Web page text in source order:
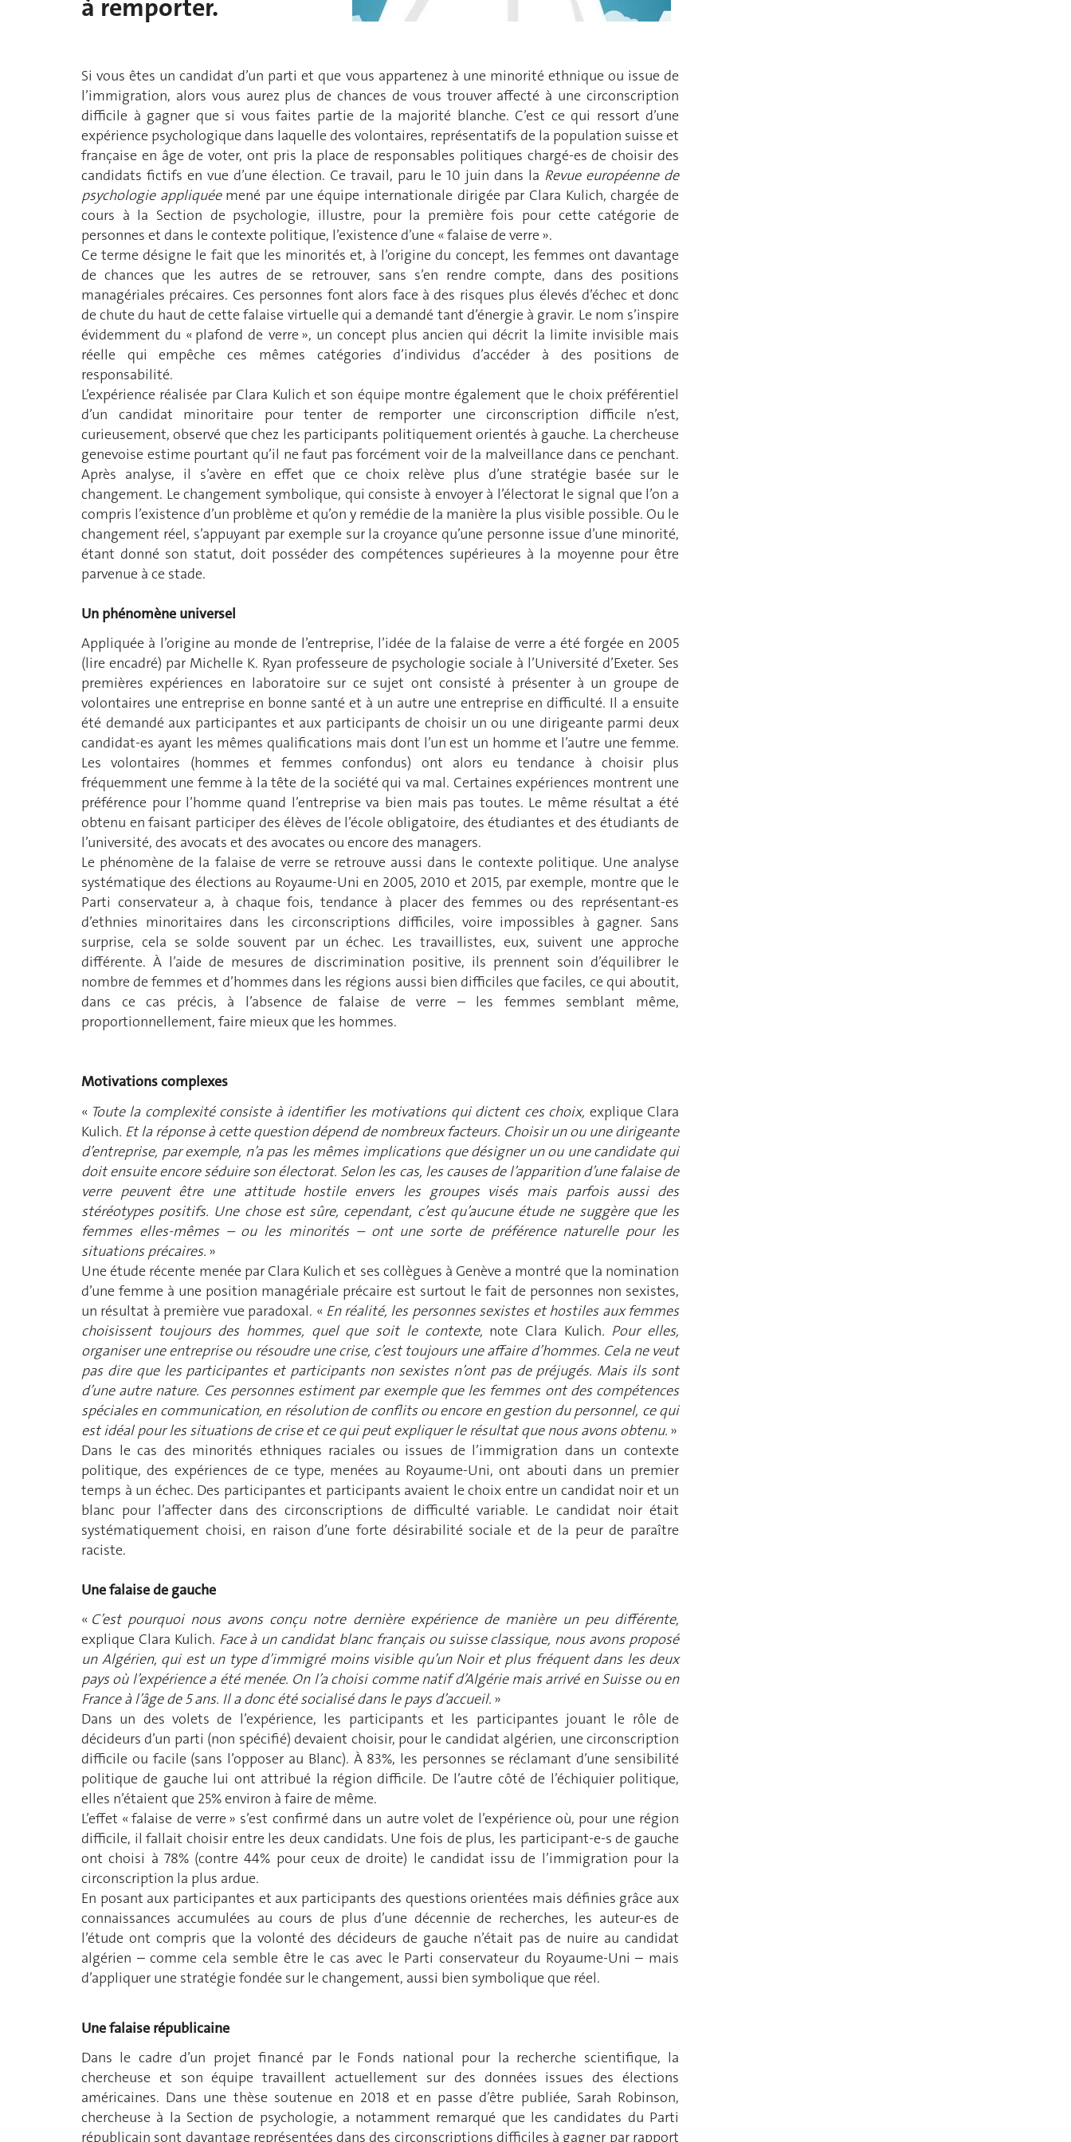
à remporter.
Si vous êtes un candidat d’un parti et que vous appartenez à une minorité ethnique ou issue de
l’immigration, alors vous aurez plus de chances de vous trouver affecté à une circonscription
difficile à gagner que si vous faites partie de la majorité blanche. C’est ce qui ressort d’une
expérience psychologique dans laquelle des volontaires, représentatifs de la population suisse et
française en âge de voter, ont pris la place de responsables politiques chargé-es de choisir des
candidats fictifs en vue d’une élection. Ce travail, paru le 10 juin dans la Revue européenne de
psychologie appliquéemené par une équipe internationale dirigée par Clara Kulich, chargée de
cours à la Section de psychologie, illustre, pour la première fois pour cette catégorie de
personnes et dans le contexte politique, l’existence d’une « falaise de verre ».
Ce terme désigne le fait que les minorités et, à l’origine du concept, les femmes ont davantage
de chances que les autres de se retrouver, sans s’en rendre compte, dans des positions
managériales précaires. Ces personnes font alors face à des risques plus élevés d’échec et donc
de chute du haut de cette falaise virtuelle qui a demandé tant d’énergie à gravir. Le nom s’inspire
évidemment du « plafond de verre », un concept plus ancien qui décrit la limite invisible mais
réelle qui empêche ces mêmes catégories d’individus d’accéder à des positions de
responsabilité.
L’expérience réalisée par Clara Kulich et son équipe montre également que le choix préférentiel
d’un candidat minoritaire pour tenter de remporter une circonscription difficile n’est,
curieusement, observé que chez les participants politiquement orientés à gauche. La chercheuse
genevoise estime pourtant qu’il ne faut pas forcément voir de la malveillance dans ce penchant.
Après analyse, il s’avère en effet que ce choix relève plus d’une stratégie basée sur le
changement. Le changement symbolique, qui consiste à envoyer à l’électorat le signal que l’on a
compris l’existence d’un problème et qu’on y remédie de la manière la plus visible possible. Ou le
changement réel, s’appuyant par exemple sur la croyance qu’une personne issue d’une minorité,
étant donné son statut, doit posséder des compétences supérieures à la moyenne pour être
parvenue à ce stade.
Un phénomène universel
Appliquée à l’origine au monde de l’entreprise, l’idée de la falaise de verre a été forgée en 2005
(lire encadré) par Michelle K. Ryan professeure de psychologie sociale à l’Université d’Exeter. Ses
premières expériences en laboratoire sur ce sujet ont consisté à présenter à un groupe de
volontaires une entreprise en bonne santé et à un autre une entreprise en difficulté. Il a ensuite
été demandé aux participantes et aux participants de choisir un ou une dirigeante parmi deux
candidat-es ayant les mêmes qualifications mais dont l’un est un homme et l’autre une femme.
Les volontaires (hommes et femmes confondus) ont alors eu tendance à choisir plus
fréquemment une femme à la tête de la société qui va mal. Certaines expériences montrent une
préférence pour l’homme quand l’entreprise va bien mais pas toutes. Le même résultat a été
obtenu en faisant participer des élèves de l’école obligatoire, des étudiantes et des étudiants de
l’université, des avocats et des avocates ou encore des managers.
Le phénomène de la falaise de verre se retrouve aussi dans le contexte politique. Une analyse
systématique des élections au Royaume-Uni en 2005, 2010 et 2015, par exemple, montre que le
Parti conservateur a, à chaque fois, tendance à placer des femmes ou des représentant-es
d’ethnies minoritaires dans les circonscriptions difficiles, voire impossibles à gagner. Sans
surprise, cela se solde souvent par un échec. Les travaillistes, eux, suivent une approche
différente. À l’aide de mesures de discrimination positive, ils prennent soin d’équilibrer le
nombre de femmes et d’hommes dans les régions aussi bien difficiles que faciles, ce qui aboutit,
dans ce cas précis, à l’absence de falaise de verre – les femmes semblant même,
proportionnellement, faire mieux que les hommes.
Motivations complexes
« Toute la complexité consiste à identifier les motivations qui dictent ces choix, explique Clara
Kulich. Et la réponse à cette question dépend de nombreux facteurs. Choisir un ou une dirigeante
d’entreprise, par exemple, n’a pas les mêmes implications que désigner un ou une candidate qui
doit ensuite encore séduire son électorat. Selon les cas, les causes de l’apparition d’une falaise de
verre peuvent être une attitude hostile envers les groupes visés mais parfois aussi des
stéréotypes positifs. Une chose est sûre, cependant, c’est qu’aucune étude ne suggère que les
femmes elles-mêmes – ou les minorités – ont une sorte de préférence naturelle pour les
situations précaires. »
Une étude récente menée par Clara Kulich et ses collègues à Genève a montré que la nomination
d’une femme à une position managériale précaire est surtout le fait de personnes non sexistes,
un résultat à première vue paradoxal. « En réalité, les personnes sexistes et hostiles aux femmes
choisissent toujours des hommes, quel que soit le contexte, note Clara Kulich. Pour elles,
organiser une entreprise ou résoudre une crise, c’est toujours une affaire d’hommes. Cela ne veut
pas dire que les participantes et participants non sexistes n’ont pas de préjugés. Mais ils sont
d’une autre nature. Ces personnes estiment par exemple que les femmes ont des compétences
spéciales en communication, en résolution de conflits ou encore en gestion du personnel, ce qui
est idéal pour les situations de crise et ce qui peut expliquer le résultat que nous avons obtenu. »
Dans le cas des minorités ethniques raciales ou issues de l’immigration dans un contexte
politique, des expériences de ce type, menées au Royaume-Uni, ont abouti dans un premier
temps à un échec. Des participantes et participants avaient le choix entre un candidat noir et un
blanc pour l’affecter dans des circonscriptions de difficulté variable. Le candidat noir était
systématiquement choisi, en raison d’une forte désirabilité sociale et de la peur de paraître
raciste.
Une falaise de gauche
« C’est pourquoi nous avons conçu notre dernière expérience de manière un peu différente,
explique Clara Kulich. Face à un candidat blanc français ou suisse classique, nous avons proposé
un Algérien, qui est un type d’immigré moins visible qu’un Noir et plus fréquent dans les deux
pays où l’expérience a été menée. On l’a choisi comme natif d’Algérie mais arrivé en Suisse ou en
France à l’âge de 5 ans. Il a donc été socialisé dans le pays d’accueil. »
Dans un des volets de l’expérience, les participants et les participantes jouant le rôle de
décideurs d’un parti (non spécifié) devaient choisir, pour le candidat algérien, une circonscription
difficile ou facile (sans l’opposer au Blanc). À 83%, les personnes se réclamant d’une sensibilité
politique de gauche lui ont attribué la région difficile. De l’autre côté de l’échiquier politique,
elles n’étaient que 25% environ à faire de même.
L’effet « falaise de verre » s’est confirmé dans un autre volet de l’expérience où, pour une région
difficile, il fallait choisir entre les deux candidats. Une fois de plus, les participant-e-s de gauche
ont choisi à 78% (contre 44% pour ceux de droite) le candidat issu de l’immigration pour la
circonscription la plus ardue.
En posant aux participantes et aux participants des questions orientées mais définies grâce aux
connaissances accumulées au cours de plus d’une décennie de recherches, les auteur-es de
l’étude ont compris que la volonté des décideurs de gauche n’était pas de nuire au candidat
algérien – comme cela semble être le cas avec le Parti conservateur du Royaume-Uni – mais
d’appliquer une stratégie fondée sur le changement, aussi bien symbolique que réel.
Une falaise républicaine
Dans le cadre d’un projet financé par le Fonds national pour la recherche scientifique, la
chercheuse et son équipe travaillent actuellement sur des données issues des élections
américaines. Dans une thèse soutenue en 2018 et en passe d’être publiée, Sarah Robinson,
chercheuse à la Section de psychologie, a notamment remarqué que les candidates du Parti
républicain sont davantage représentées dans des circonscriptions difficiles à gagner par rapport